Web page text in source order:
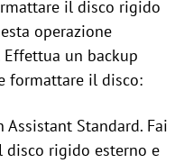
il disco rigido
operazione
un backup
formattare il disco:
Assistant Standard. Fai
rigido esterno e